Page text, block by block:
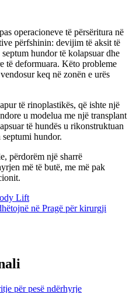
operacioneve të përsëritura në
përfshinin: devijim të aksit të
hundor të kolapsuar dhe
të deformuara. Këto probleme
keq në zonën e urës
të rinoplastikës, që ishte një
u modelua me një transplant
të hundës u rikonstruktuan
hundor.
përdorëm një sharrë
më të butë, me më pak
Lift
në Pragë për kirurgji